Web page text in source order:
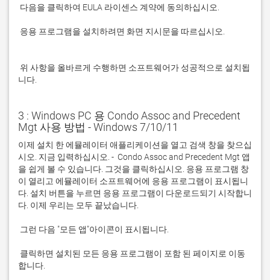
니다.
3 : Windows PC 용 Condo Assoc and Precedent
Mgt 사용 방법 - Windows 7/10/11
이제 설치 한 에뮬레이터 애플리케이션을 열고 검색 창을 찾으십
시오. 지금 입력하십시오. -  Condo Assoc and Precedent Mgt 앱
을 쉽게 볼 수 있습니다. 그것을 클릭하십시오. 응용 프로그램 창
이 열리고 에뮬레이터 소프트웨어에 응용 프로그램이 표시됩니
다. 설치 버튼을 누르면 응용 프로그램이 다운로드되기 시작합니